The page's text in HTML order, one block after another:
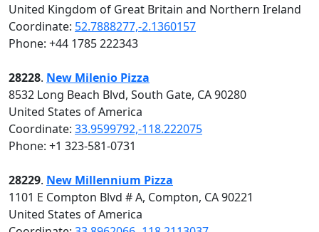
United Kingdom of Great Britain and Northern Ireland
Coordinate: 52.7888277,-2.1360157
Phone: +44 1785 222343
28228. New Milenio Pizza
8532 Long Beach Blvd, South Gate, CA 90280
United States of America
Coordinate: 33.9599792,-118.222075
Phone: +1 323-581-0731
28229. New Millennium Pizza
1101 E Compton Blvd # A, Compton, CA 90221
United States of America